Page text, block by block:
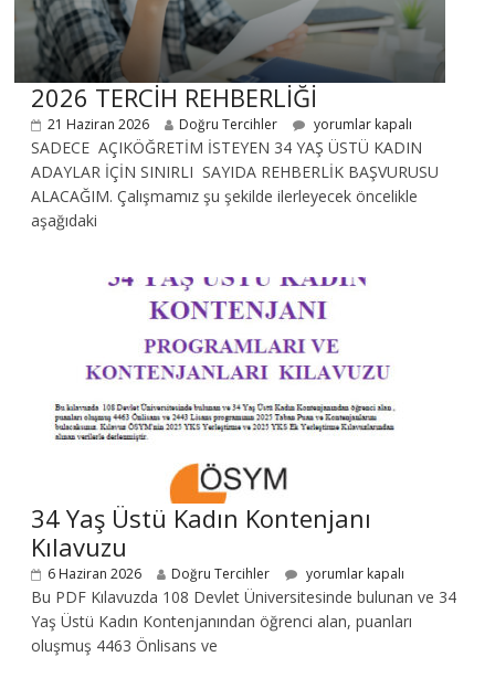
2026 TERCİH REHBERLİĞİ
21 Haziran 2026 Doğru Tercihler yorumlar kapalı
SADECE AÇIKÖĞRETİM İSTEYEN 34 YAŞ ÜSTÜ KADIN
ADAYLAR İÇİN SINIRLI SAYIDA REHBERLİK BAŞVURUSU
ALACAĞIM. Çalışmamız şu şekilde ilerleyecek öncelikle
aşağıdaki
34 Yaş Üstü Kadın Kontenjanı
Kılavuzu
6 Haziran 2026 Doğru Tercihler yorumlar kapalı
Bu PDF Kılavuzda 108 Devlet Üniversitesinde bulunan ve 34
Yaş Üstü Kadın Kontenjanından öğrenci alan, puanları
oluşmuş 4463 Önlisans ve